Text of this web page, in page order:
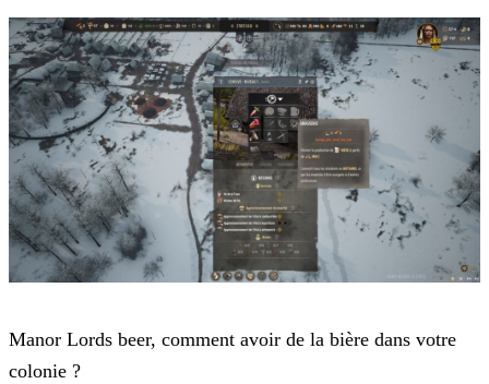
Manor Lords beer, comment avoir de la bière dans votre
colonie ?